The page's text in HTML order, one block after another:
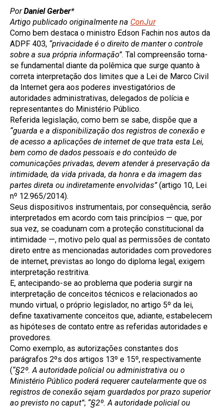
PorDaniel Gerber*
Artigo publicado originalmente na ConJur
Como bem destaca o ministro Edson Fachin nos autos da
ADPF 403, “privacidade é o direito de manter o controle
sobre a sua própria informação”. Tal compreensão torna-
se fundamental diante da polêmica que surge quanto à
correta interpretação dos limites que a Lei de Marco Civil
da Internet gera aos poderes investigatórios de
autoridades administrativas, delegados de polícia e
representantes do Ministério Público.
Referida legislação, como bem se sabe, dispõe que a
“guarda e a disponibilização dos registros de conexão e
de acesso a aplicações de internet de que trata esta Lei,
bem como de dados pessoais e do conteúdo de
comunicações privadas, devem atender à preservação da
intimidade, da vida privada, da honra e da imagem das
partes direta ou indiretamente envolvidas”(artigo 10, Lei
nº 12.965/2014).
Seus dispositivos instrumentais, por consequência, serão
interpretados em acordo com tais princípios — que, por
sua vez, se coadunam com a proteção constitucional da
intimidade —, motivo pelo qual as permissões de contato
direto entre as mencionadas autoridades com provedores
de internet, previstas ao longo do diploma legal, exigem
interpretação restritiva.
E, antecipando-se ao problema que poderia surgir na
interpretação de conceitos técnicos e relacionados ao
mundo virtual, o próprio legislador, no artigo 5º da lei,
define taxativamente conceitos que, adiante, estabelecem
as hipóteses de contato entre as referidas autoridades e
provedores.
Como exemplo, as autorizações constantes dos
parágrafos 2ºs dos artigos 13º e 15º, respectivamente
(“§2º. A autoridade policial ou administrativa ou o
Ministério Público poderá requerer cautelarmente que os
registros de conexão sejam guardados por prazo superior
ao previsto no caput”; “§2º. A autoridade policial ou